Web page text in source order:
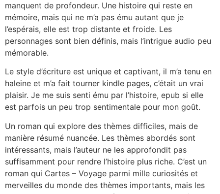
manquent de profondeur. Une histoire qui reste en
mémoire, mais qui ne m’a pas ému autant que je
l’espérais, elle est trop distante et froide. Les
personnages sont bien définis, mais l’intrigue audio peu
mémorable.
Le style d’écriture est unique et captivant, il m’a tenu en
haleine et m’a fait tourner kindle pages, c’était un vrai
plaisir. Je me suis senti ému par l’histoire, epub si elle
est parfois un peu trop sentimentale pour mon goût.
Un roman qui explore des thèmes difficiles, mais de
manière résumé nuancée. Les thèmes abordés sont
intéressants, mais l’auteur ne les approfondit pas
suffisamment pour rendre l’histoire plus riche. C’est un
roman qui Cartes – Voyage parmi mille curiosités et
merveilles du monde des thèmes importants, mais les